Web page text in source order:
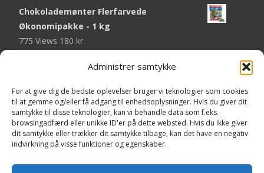
Administrer samtykke
For at give dig de bedste oplevelser bruger vi teknologier som cookies
til at gemme og/eller få adgang til enhedsoplysninger. Hvis du giver dit
samtykke til disse teknologier, kan vi behandle data som f.eks.
browsingadfærd eller unikke ID'er på dette websted. Hvis du ikke giver
dit samtykke eller trækker dit samtykke tilbage, kan det have en negativ
indvirkning på visse funktioner og egenskaber.
Chokolademønter Flerfarvede
Økonomipakke - 1 kg
775 Views 180 kr.
Malaco Stjerner Lakrids - 92 gram
Pringles Hot & Spicy - 165 gram
751 Views40 kr.
Fini Krudttønder Tyggegummi